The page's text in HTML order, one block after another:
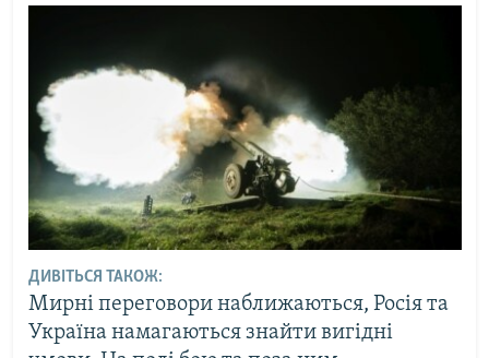
ДИВІТЬСЯ ТАКОЖ:
Мирні переговори наближаються, Росія та
Україна намагаються знайти вигідні